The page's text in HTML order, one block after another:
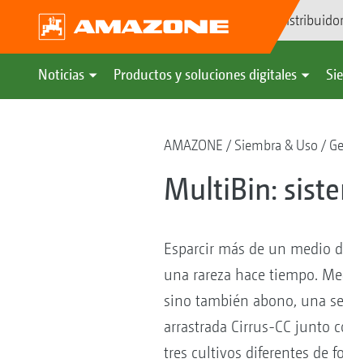
Búsqueda de distribuidor
Noticias Productos y soluciones digitales
AMAZONE Siembra & Uso
MultiBin:
Esparcir más de un medio
una rareza hace tiempo.
sino también abono, una
arrastrada Cirrus-CC junto
tres cultivos diferentes de